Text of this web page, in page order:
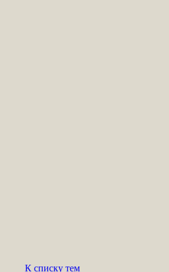
К списку тем